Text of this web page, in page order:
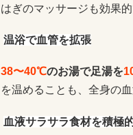
はぎのマッサージも効果
温浴で血管を拡張
38〜40℃のお湯で足湯を
を温めることも、全身の
血液サラサラ食材を積極